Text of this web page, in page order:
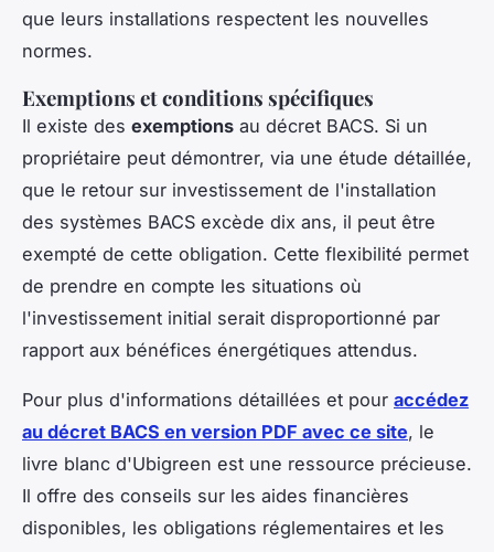
que leurs installations respectent les nouvelles
normes.
Exemptions et conditions spécifiques
Il existe des exemptions au décret BACS. Si un
propriétaire peut démontrer, via une étude détaillée,
que le retour sur investissement de l'installation
des systèmes BACS excède dix ans, il peut être
exempté de cette obligation. Cette flexibilité permet
de prendre en compte les situations où
l'investissement initial serait disproportionné par
rapport aux bénéfices énergétiques attendus.
Pour plus d'informations détaillées et pour accédez
au décret BACS en version PDF avec ce site, le
livre blanc d'Ubigreen est une ressource précieuse.
Il offre des conseils sur les aides financières
disponibles, les obligations réglementaires et les